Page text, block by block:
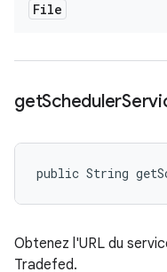
File
getScheduler
public String
Obtenez l'URL du
Tradefed.